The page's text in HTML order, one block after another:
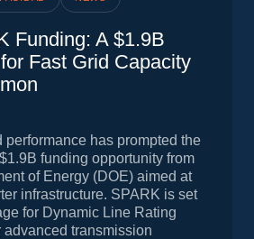
Funding: A $1.9B
Fast Grid Capacity
performance has prompted the
funding opportunity from
of Energy (DOE) aimed at
infrastructure. SPARK is set
for Dynamic Line Rating
transmission